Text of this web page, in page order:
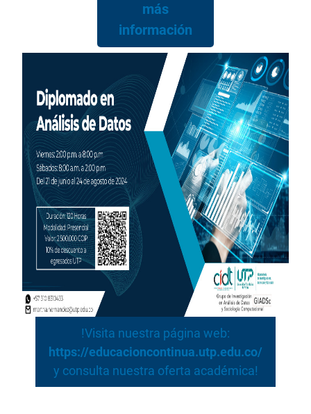
más
información
!Visita nuestra página web:
https://educacioncontinua.utp.edu.co/
y consulta nuestra oferta académica!